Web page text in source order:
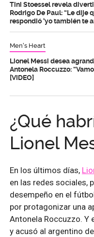
Tini Stoessel revela
Rodrigo De Paul: “Le dije
respondió ‘yo también te
Men's Heart
Lionel Messi desea
Antonela Roccuzzo:
[VIDEO]
¿Qué
Lionel
En los últimos días,
en las redes sociales,
desempeño en el
por protagonizar una
Antonela Roccuzzo. Y
y acusó al argentino